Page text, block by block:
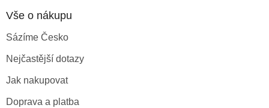
Vše o nákupu
Sázíme Česko
Nejčastější dotazy
Jak nakupovat
Doprava a platba